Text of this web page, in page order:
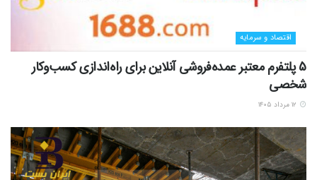
اقتصاد و سرمایه
5 پلتفرم معتبر عمده‌فروشی آنلاین برای راه‌اندازی کسب‌وکار
شخصی